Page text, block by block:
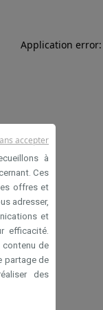
Application
à
Ces
offres et
adresser,
et
efficacité.
contenu de
partage de
des
accepter